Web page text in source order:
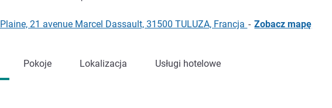
Plaine, 21 avenue Marcel Dassault, 31500 TULUZA, Francja - Zobacz mapę
Pokoje Lokalizacja Usługi hotelowe